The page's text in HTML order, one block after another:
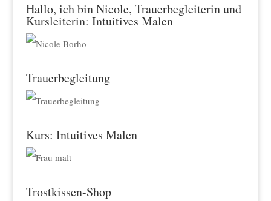
Hallo, ich bin Nicole, Trauerbegleiterin und
Kursleiterin: Intuitives Malen
Trauerbegleitung
Kurs: Intuitives Malen
Trostkissen-Shop